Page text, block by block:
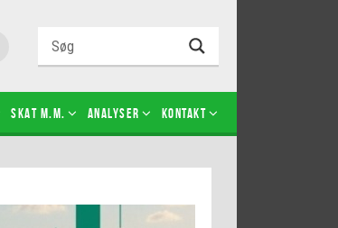
Futures-kontrakter
SKAT m.m. Analyser Kontakt